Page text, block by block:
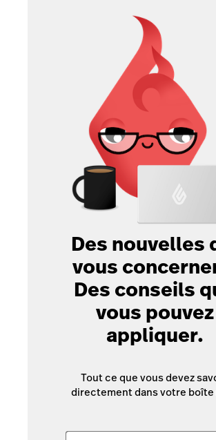
Des nouvelles
vous
Des conseils
vous pouvez
appliquer.
Tout ce que vous devez
directement dans votre boîte